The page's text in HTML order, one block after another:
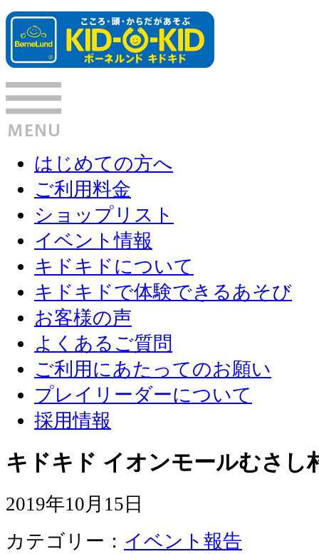
はじめての方へ
ご利用料金
ショップリスト
イベント情報
キドキドについて
キドキドで体験できるあそび
お客様の声
よくあるご質問
ご利用にあたってのお願い
プレイリーダーについて
採用情報
キドキド イオンモールむさし
2019年10月15日
カテゴリー： イベント報告